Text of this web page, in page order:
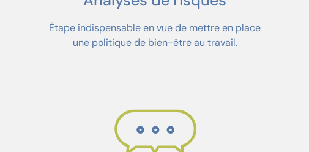
Étape indispensable en vue de mettre en place
une politique de bien-être au travail.